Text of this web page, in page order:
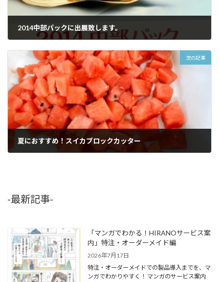
2014中部パックに出展致します。
次の記事
夏におすすめ！スイカブロックカッター
-最新記事-
「マンガでわかる！HIRANOサービス案
内」特注・オーダーメイド編
2026年7月17日
特注・オーダーメイドでの製品導入までを、マ
ンガでわかりやすく！ マンガのサービス案内